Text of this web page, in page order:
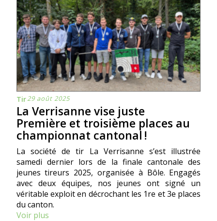
Tir29 août 2025
La Verrisanne vise juste
Première et troisième places au
championnat cantonal !
La société de tir La Verrisanne s’est illustrée
samedi dernier lors de la finale cantonale des
jeunes tireurs 2025, organisée à Bôle. Engagés
avec deux équipes, nos jeunes ont signé un
véritable exploit en décrochant les 1re et 3e places
du canton.
Voir plus